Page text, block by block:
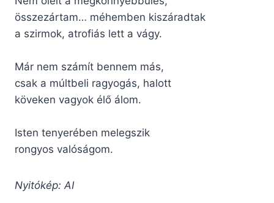
összezártam… méhemben kiszáradtak
a szirmok, atrofiás lett a vágy.
Már nem számít bennem más,
csak a múltbeli ragyogás, halott
köveken vagyok élő álom.
Isten tenyerében melegszik
rongyos valóságom.
Nyitókép: AI